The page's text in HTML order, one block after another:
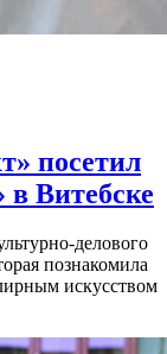
посетил
Витебске
делового
познакомила
искусством